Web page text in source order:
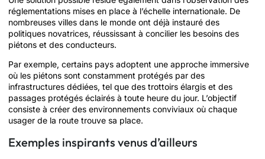
réglementations mises en place à l’échelle internationale. De
nombreuses villes dans le monde ont déjà instauré des
politiques novatrices, réussissant à concilier les besoins des
piétons et des conducteurs.
Par exemple, certains pays adoptent une approche immersive
où les piétons sont constamment protégés par des
infrastructures dédiées, tel que des trottoirs élargis et des
passages protégés éclairés à toute heure du jour. L’objectif
consiste à créer des environnements conviviaux où chaque
usager de la route trouve sa place.
Exemples inspirants venus d’ailleurs